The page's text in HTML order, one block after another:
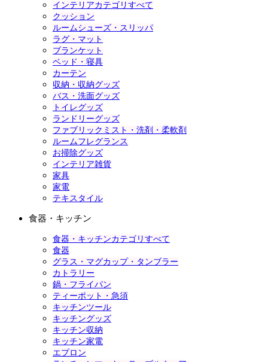
インテリアカテゴリすべて
クッション
ルームシューズ・スリッパ
ラグ・マット
ブランケット
ベッド・寝具
カーテン
収納・収納グッズ
バス・洗面グッズ
トイレグッズ
ランドリーグッズ
ファブリックミスト・洗剤・柔軟剤
ルームフレグランス
お掃除グッズ
インテリア雑貨
家具
家電
テキスタイル
食器・キッチン
食器・キッチンカテゴリすべて
食器
グラス・マグカップ・タンブラー
カトラリー
鍋・フライパン
ティーポット・急須
キッチンツール
キッチングッズ
キッチン収納
キッチン家電
エプロン